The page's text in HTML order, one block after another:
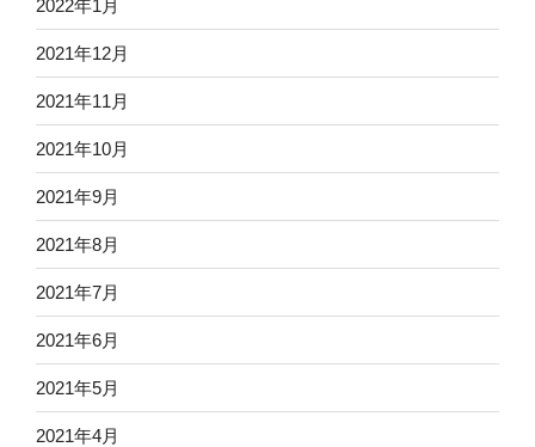
2022年1月
2021年12月
2021年11月
2021年10月
2021年9月
2021年8月
2021年7月
2021年6月
2021年5月
2021年4月